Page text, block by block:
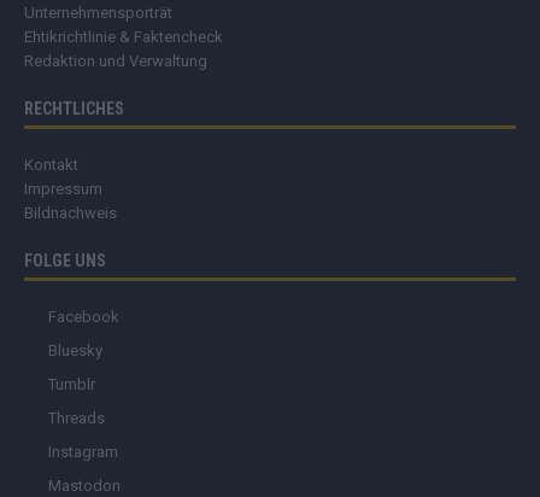
Unternehmensporträt
Ehtikrichtlinie & Faktencheck
Redaktion und Verwaltung
RECHTLICHES
Kontakt
Impressum
Bildnachweis
FOLGE UNS
Facebook
Bluesky
Tumblr
Threads
Instagram
Mastodon